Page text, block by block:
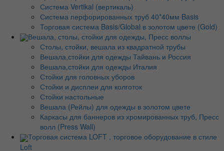
Система Vertikal (вертикаль)
Система перфорированных труб 40*40мм Basis
Торговая система Basis/Global в золотом цвете (Gold)
Вешала, столы, стойки для одежды, Пресс воллы
Столы, стойки, вешала из квадратной трубы
Вешала,стойки для одежды Тайвань и Россия
Вешала,стойки для одежды Италия
Стойки для головных уборов
Стойки и дисплеи для колготок
Стойки настольные
Вешала (Рейлы) для одежды в золотом цвете
Каркасы для баннеров из хромированных труб, Пресс
волл (Press Wall)
Торговая система LOFT , торговое оборудование в стиле
Loft